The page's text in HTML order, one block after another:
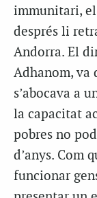
immunitari, el
després li
Andorra. El
Adhanom, va
s’abocava a
la capacitat
pobres no
d’anys. Com
funcionar